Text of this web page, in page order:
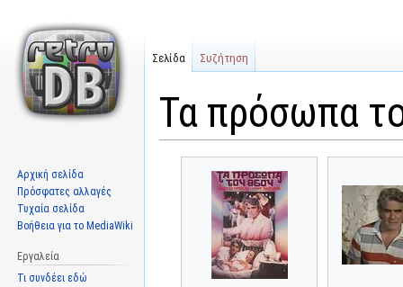
Τα πρόσωπα
αναζήτηση
Σελίδα Συζήτηση
Αρχική σελίδα
Πρόσφατες αλλαγές
Τυχαία σελίδα
Βοήθεια για το MediaWiki
Εργαλεία
Τι συνδέει εδώ